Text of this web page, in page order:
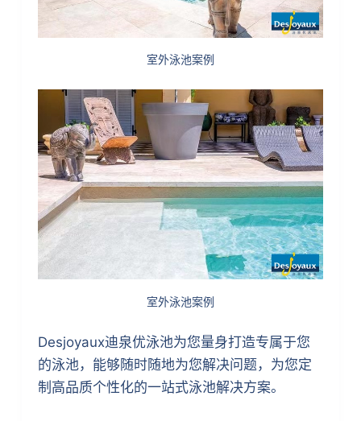
室外泳池案例
室外泳池案例
Desjoyaux迪泉优泳池为您量身打造专属于您
的泳池，能够随时随地为您解决问题，为您定
制高品质个性化的一站式泳池解决方案。